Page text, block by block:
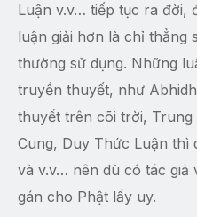
Luận v.v… tiếp tục ra đời,
luận giải hơn là chỉ thẳng
thường sử dụng. Những
truyền thuyết, như
thuyết trên cõi trời, Trung
Cung, Duy Thức Luận thì
và v.v… nên dù có tác giả
gán cho Phật lấy uy.